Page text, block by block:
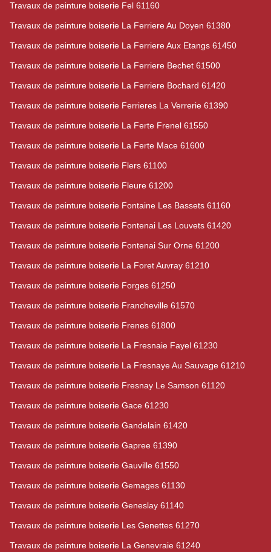
Travaux de peinture boiserie Fel 61160
Travaux de peinture boiserie La Ferriere Au Doyen 61380
Travaux de peinture boiserie La Ferriere Aux Etangs 61450
Travaux de peinture boiserie La Ferriere Bechet 61500
Travaux de peinture boiserie La Ferriere Bochard 61420
Travaux de peinture boiserie Ferrieres La Verrerie 61390
Travaux de peinture boiserie La Ferte Frenel 61550
Travaux de peinture boiserie La Ferte Mace 61600
Travaux de peinture boiserie Flers 61100
Travaux de peinture boiserie Fleure 61200
Travaux de peinture boiserie Fontaine Les Bassets 61160
Travaux de peinture boiserie Fontenai Les Louvets 61420
Travaux de peinture boiserie Fontenai Sur Orne 61200
Travaux de peinture boiserie La Foret Auvray 61210
Travaux de peinture boiserie Forges 61250
Travaux de peinture boiserie Francheville 61570
Travaux de peinture boiserie Frenes 61800
Travaux de peinture boiserie La Fresnaie Fayel 61230
Travaux de peinture boiserie La Fresnaye Au Sauvage 61210
Travaux de peinture boiserie Fresnay Le Samson 61120
Travaux de peinture boiserie Gace 61230
Travaux de peinture boiserie Gandelain 61420
Travaux de peinture boiserie Gapree 61390
Travaux de peinture boiserie Gauville 61550
Travaux de peinture boiserie Gemages 61130
Travaux de peinture boiserie Geneslay 61140
Travaux de peinture boiserie Les Genettes 61270
Travaux de peinture boiserie La Genevraie 61240